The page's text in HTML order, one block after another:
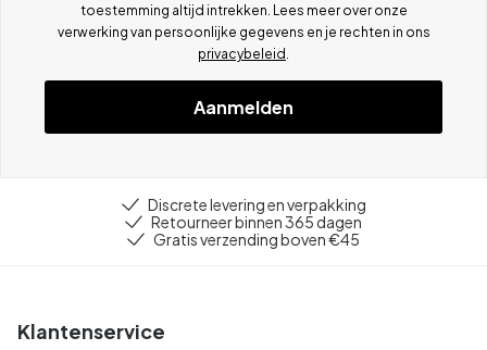
toestemming altijd intrekken. Lees meer over onze
verwerking van persoonlijke gegevens en je rechten in ons
privacybeleid
Aanmelden
Discrete levering en verpakking
Retourneer binnen 365 dagen
Gratis verzending boven €45
Klantenservice